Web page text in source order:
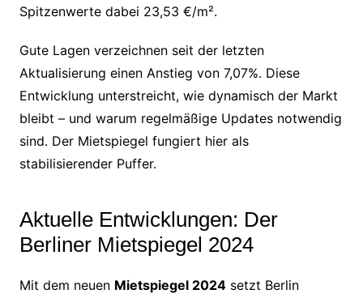
Spitzenwerte dabei 23,53 €/m².
Gute Lagen verzeichnen seit der letzten
Aktualisierung einen Anstieg von 7,07%. Diese
Entwicklung unterstreicht, wie dynamisch der Markt
bleibt – und warum regelmäßige Updates notwendig
sind. Der Mietspiegel fungiert hier als
stabilisierender Puffer.
Aktuelle Entwicklungen: Der
Berliner Mietspiegel 2024
Mit dem neuen Mietspiegel 2024setzt Berlin